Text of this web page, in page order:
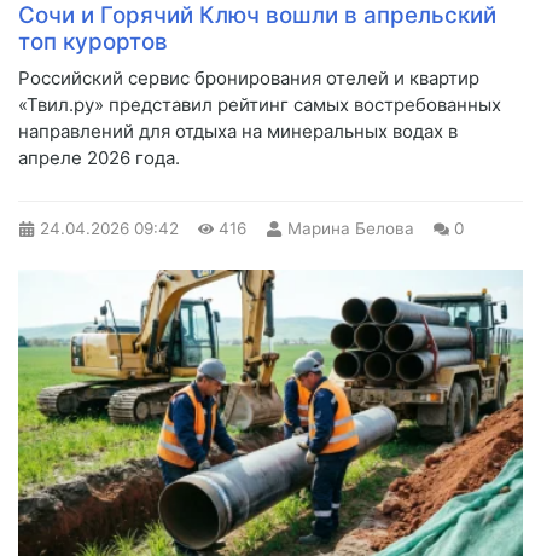
Сочи и Горячий Ключ вошли в апрельский
топ курортов
Российский сервис бронирования отелей и квартир
«Твил.ру» представил рейтинг самых востребованных
направлений для отдыха на минеральных водах в
апреле 2026 года.
24.04.2026 09:42 416 Марина Белова 0